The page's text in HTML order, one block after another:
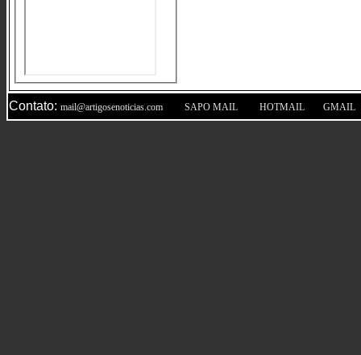
Contato: mail@artigosenoticias.com SAPO MAIL HOTMAIL GMAIL